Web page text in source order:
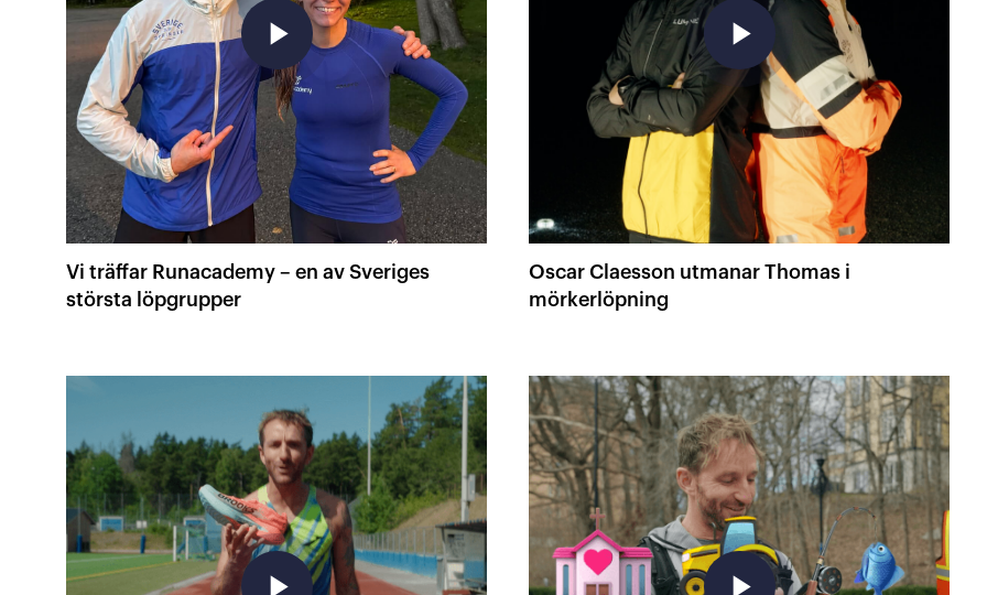
play_arrow
Vi träffar Runacademy – en av Sveriges
största löpgrupper
play_arrow
Oscar Claesson utmanar Thomas i
mörkerlöpning
play_arrow play_arrow